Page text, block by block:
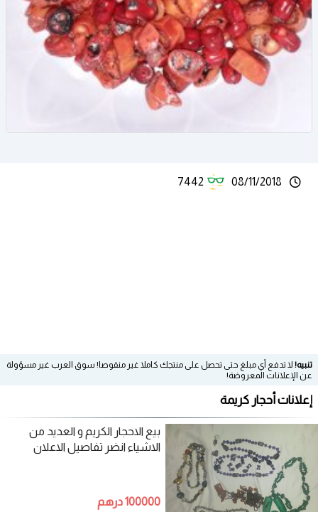
08/11/2018
7442
تنبيه! لا تدفع أي مبلغ حتى تحصل على منتجك كاملا غير منقوصا! سوق العرب غير مسؤولة
عن الإعلانات المعروضة!
إعلانات أحجار كريمة
بيع الاحجار الكريم و العديد من
الاشياء انضر تفاصيل الاعلان
100000 درهم